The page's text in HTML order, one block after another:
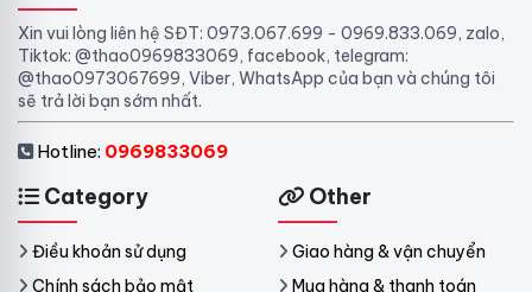
Xin vui lòng liên hệ SĐT: 0973.067.699 - 0969.833.069, zalo,
Tiktok: @thao0969833069, facebook, telegram:
@thao0973067699, Viber, WhatsApp của bạn và chúng tôi
sẽ trả lời bạn sớm nhất.
Hotline: 0969833069
Category
Điều khoản sử dụng
Chính sách bảo mật
Other
Giao hàng & vận chuyển
Mua hàng & thanh toán